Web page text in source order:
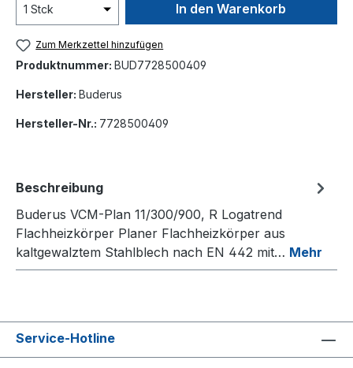
In den Warenkorb
Zum Merkzettel hinzufügen
Produktnummer: BUD7728500409
Hersteller: Buderus
Hersteller-Nr.: 7728500409
Beschreibung
Buderus VCM-Plan 11/300/900, R Logatrend
Flachheizkörper Planer Flachheizkörper aus
kaltgewalztem Stahlblech nach EN 442 mit… Mehr
Service-Hotline